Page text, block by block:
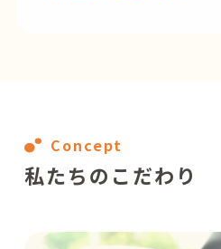
Concept
私たちのこだわり